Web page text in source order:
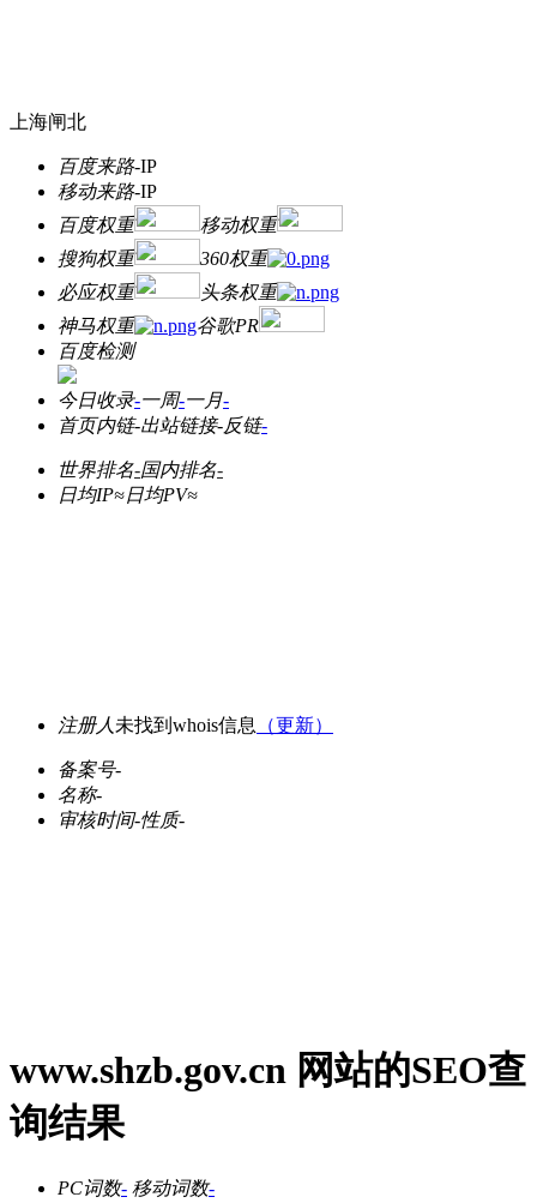
上海闸北
百度来路-IP
移动来路-IP
百度权重
移动权重
搜狗权重
360权重
必应权重
头条权重
神马权重
谷歌PR
百度检测
今日收录-一周-一月-
首页内链-出站链接-反链-
世界排名-国内排名-
日均IP≈日均PV≈
注册人 未找到whois信息 （更新）
备案号-
名称-
审核时间-性质-
www.shzb.gov.cn 网站的SEO查
询结果
PC词数- 移动词数-